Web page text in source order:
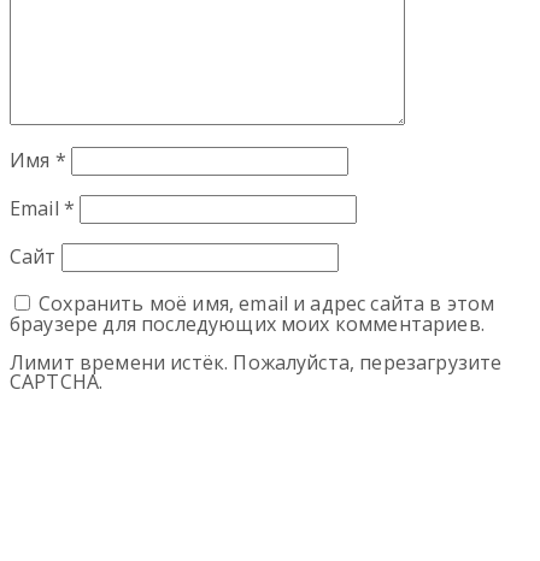
Имя *
Email *
Сайт
Сохранить моё имя, email и адрес сайта в этом
браузере для последующих моих комментариев.
Лимит времени истёк. Пожалуйста, перезагрузите
CAPTCHA.